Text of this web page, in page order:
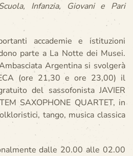
Infanzia, Giovani e Pari
accademie e istituzioni
parte a La Notte dei Musei.
Argentina si svolgerà
(ore 21,30 e ore 23,00) il
del sassofonista JAVIER
SAXOPHONE QUARTET, in
tango, musica classica
dalle 20.00 alle 02.00